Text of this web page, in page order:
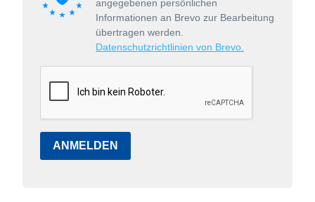
angegebenen persönlichen
Informationen an Brevo zur Bearbeitung
übertragen werden.
Datenschutzrichtlinien von Brevo.
ANMELDEN